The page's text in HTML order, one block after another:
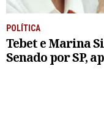
POLÍTICA
Tebet e Marina
Senado por SP,